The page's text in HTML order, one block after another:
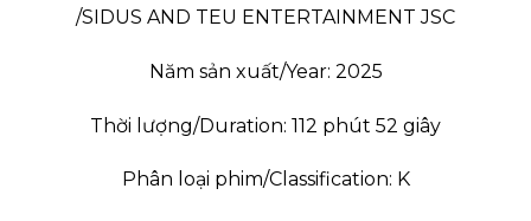
/SIDUS AND TEU ENTERTAINMENT JSC
Năm sản xuất/Year: 2025
Thời lượng/Duration: 112 phút 52 giây
Phân loại phim/Classification: K